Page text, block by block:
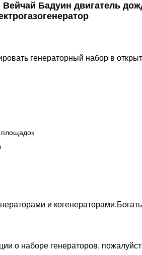
Вейчай Бадуин двигатель
генераторный набор в
и
о наборе генераторов,